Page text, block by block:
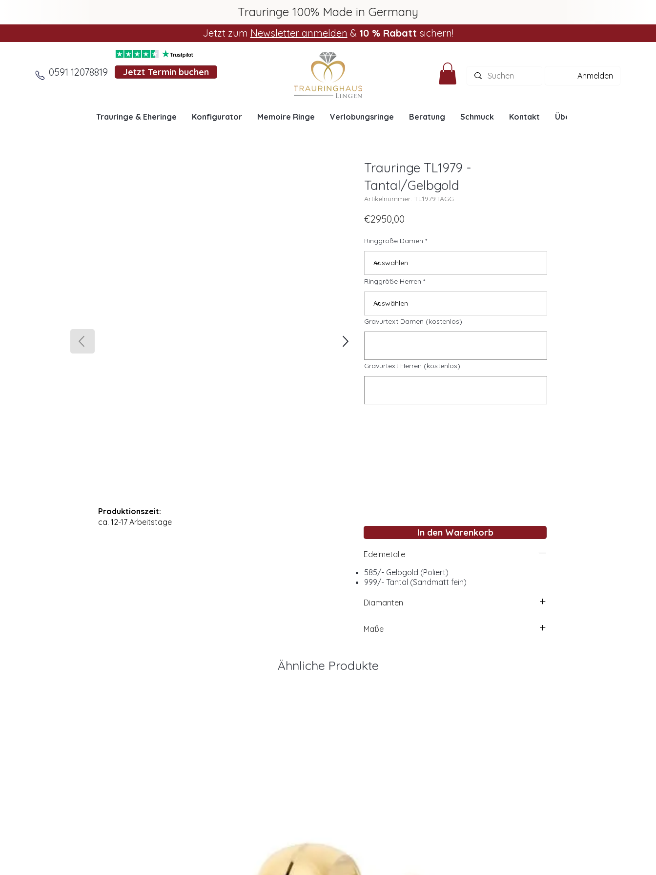
Trauringe 100% Made in Germany
Jetzt zum Newsletter anmelden & 10 % Rabatt sichern!
0591 12078819 Jetzt Termin buchen Anmelden
Trauringe & Eheringe Konfigurator Memoire Ringe Verlobungsringe Beratung Schmuck Kontakt Über uns
Produktionszeit:
ca. 12-17 Arbeitstage
Trauringe TL1979 -
Tantal/Gelbgold
Artikelnummer: TL1979TAGG
€2950,00
Ringgröße Damen
Ringgröße Herren
Gravurtext Damen (kostenlos)
Gravurtext Herren (kostenlos)
In den Warenkorb
Edelmetalle
585/- Gelbgold (Poliert)
999/- Tantal (Sandmatt fein)
Diamanten
Maße
Ähnliche Produkte